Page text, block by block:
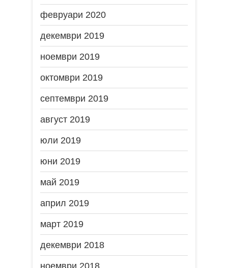
февруари 2020
декември 2019
ноември 2019
октомври 2019
септември 2019
август 2019
юли 2019
юни 2019
май 2019
април 2019
март 2019
декември 2018